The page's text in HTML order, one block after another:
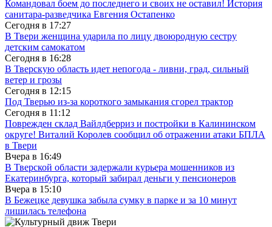
Командовал боем до последнего и своих не оставил! История
санитара-разведчика Евгения Остапенко
Сегодня в 17:27
В Твери женщина ударила по лицу двоюродную сестру
детским самокатом
Сегодня в 16:28
В Тверскую область идет непогода - ливни, град, сильный
ветер и грозы
Сегодня в 12:15
Под Тверью из-за короткого замыкания сгорел трактор
Сегодня в 11:12
Поврежден склад Вайлдберриз и постройки в Калининском
округе! Виталий Королев сообщил об отражении атаки БПЛА
в Твери
Вчера в 16:49
В Тверской области задержали курьера мошенников из
Екатеринбурга, который забирал деньги у пенсионеров
Вчера в 15:10
В Бежецке девушка забыла сумку в парке и за 10 минут
лишилась телефона